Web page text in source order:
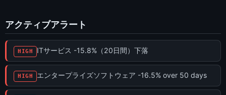
アクティブアラート
HIGH ITサービス -15.8%（20日間）下落
HIGH エンタープライズソフトウェア -16.5% over 50 days